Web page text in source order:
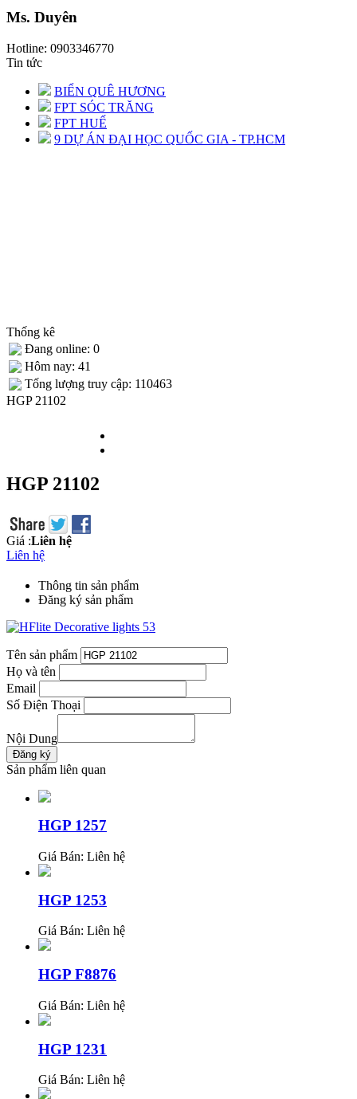
Ms. Duyên
Hotline: 0903346770
Tin tức
BIỂN QUÊ HƯƠNG
FPT SÓC TRĂNG
FPT HUẾ
9 DỰ ÁN ĐẠI HỌC QUỐC GIA - TP.HCM
Thống kê
Đang online: 0
Hôm nay: 41
Tống lượng truy cập: 110463
HGP 21102
HGP 21102
Giá :Liên hệ
Liên hệ
Thông tin sản phẩm
Đăng ký sản phẩm
Tên sản phẩm
Họ và tên
Email
Số Điện Thoại
Nội Dung
Sản phẩm liên quan
HGP 1257
Giá Bán: Liên hệ
HGP 1253
Giá Bán: Liên hệ
HGP F8876
Giá Bán: Liên hệ
HGP 1231
Giá Bán: Liên hệ